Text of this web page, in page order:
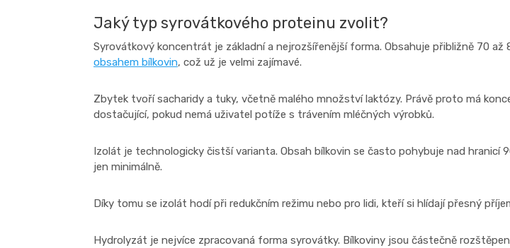
Jaký typ syrovátkového proteinu zvolit?
Syrovátkový koncentrát je základní a nejrozšířenější forma. Obsahuje přibližně 70
obsahem bílkovin, což už je velmi zajímavé.
Zbytek tvoří sacharidy a tuky, včetně malého množství laktózy. Právě proto má
dostačující, pokud nemá uživatel potíže s trávením mléčných výrobků.
Izolát je technologicky čistší varianta. Obsah bílkovin se často pohybuje nad hranicí
jen minimálně.
Díky tomu se izolát hodí při redukčním režimu nebo pro lidi, kteří si hlídají přesný
Hydrolyzát je nejvíce zpracovaná forma syrovátky. Bílkoviny jsou částečně